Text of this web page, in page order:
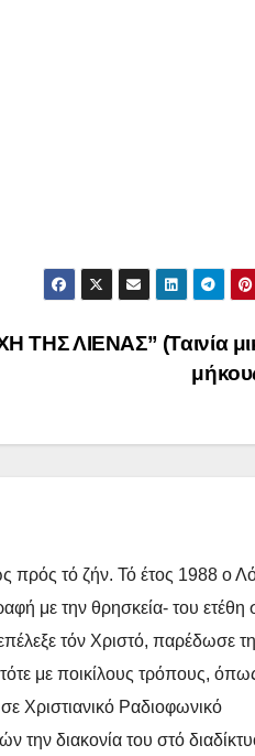
ΤΗΣ ΛΙΕΝΑΣ” (Ταινία
πρός τό ζήν. Τό έτος 1988 ο
με την θρησκεία- του ετέθη
τόν Χριστό, παρέδωσε
με ποικίλους τρόπους,
Χριστιανικό Ραδιοφωνικό
την διακονία του στό